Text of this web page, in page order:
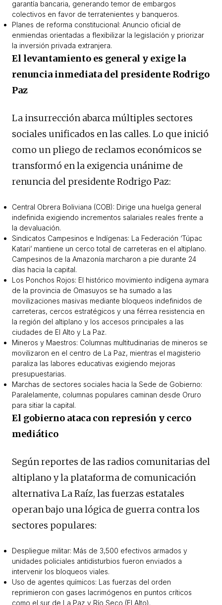
garantía bancaria, generando temor de embargos
colectivos en favor de terratenientes y banqueros.
Planes de reforma constitucional: Anuncio oficial de
enmiendas orientadas a flexibilizar la legislación y priorizar
la inversión privada extranjera.
El levantamiento es general y exige la
renuncia inmediata del presidente Rodrigo
Paz
La insurrección abarca múltiples sectores
sociales unificados en las calles. Lo que inició
como un pliego de reclamos económicos se
transformó en la exigencia unánime de
renuncia del presidente Rodrigo Paz:
Central Obrera Boliviana (COB): Dirige una huelga general
indefinida exigiendo incrementos salariales reales frente a
la devaluación.
Sindicatos Campesinos e Indígenas: La Federación ‘Túpac
Katari’ mantiene un cerco total de carreteras en el altiplano.
Campesinos de la Amazonía marcharon a pie durante 24
días hacia la capital.
Los Ponchos Rojos: El histórico movimiento indígena aymara
de la provincia de Omasuyos se ha sumado a las
movilizaciones masivas mediante bloqueos indefinidos de
carreteras, cercos estratégicos y una férrea resistencia en
la región del altiplano y los accesos principales a las
ciudades de El Alto y La Paz.
Mineros y Maestros: Columnas multitudinarias de mineros se
movilizaron en el centro de La Paz, mientras el magisterio
paraliza las labores educativas exigiendo mejoras
presupuestarias.
Marchas de sectores sociales hacia la Sede de Gobierno:
Paralelamente, columnas populares caminan desde Oruro
para sitiar la capital.
El gobierno ataca con represión y cerco
mediático
Según reportes de las radios comunitarias del
altiplano y la plataforma de comunicación
alternativa La Raíz, las fuerzas estatales
operan bajo una lógica de guerra contra los
sectores populares:
Despliegue militar: Más de 3,500 efectivos armados y
unidades policiales antidisturbios fueron enviados a
intervenir los bloqueos viales.
Uso de agentes químicos: Las fuerzas del orden
reprimieron con gases lacrimógenos en puntos críticos
como el sur de La Paz y Río Seco (El Alto).